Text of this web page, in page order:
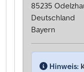
85235
Deutschland
Bayern
Hinweis: